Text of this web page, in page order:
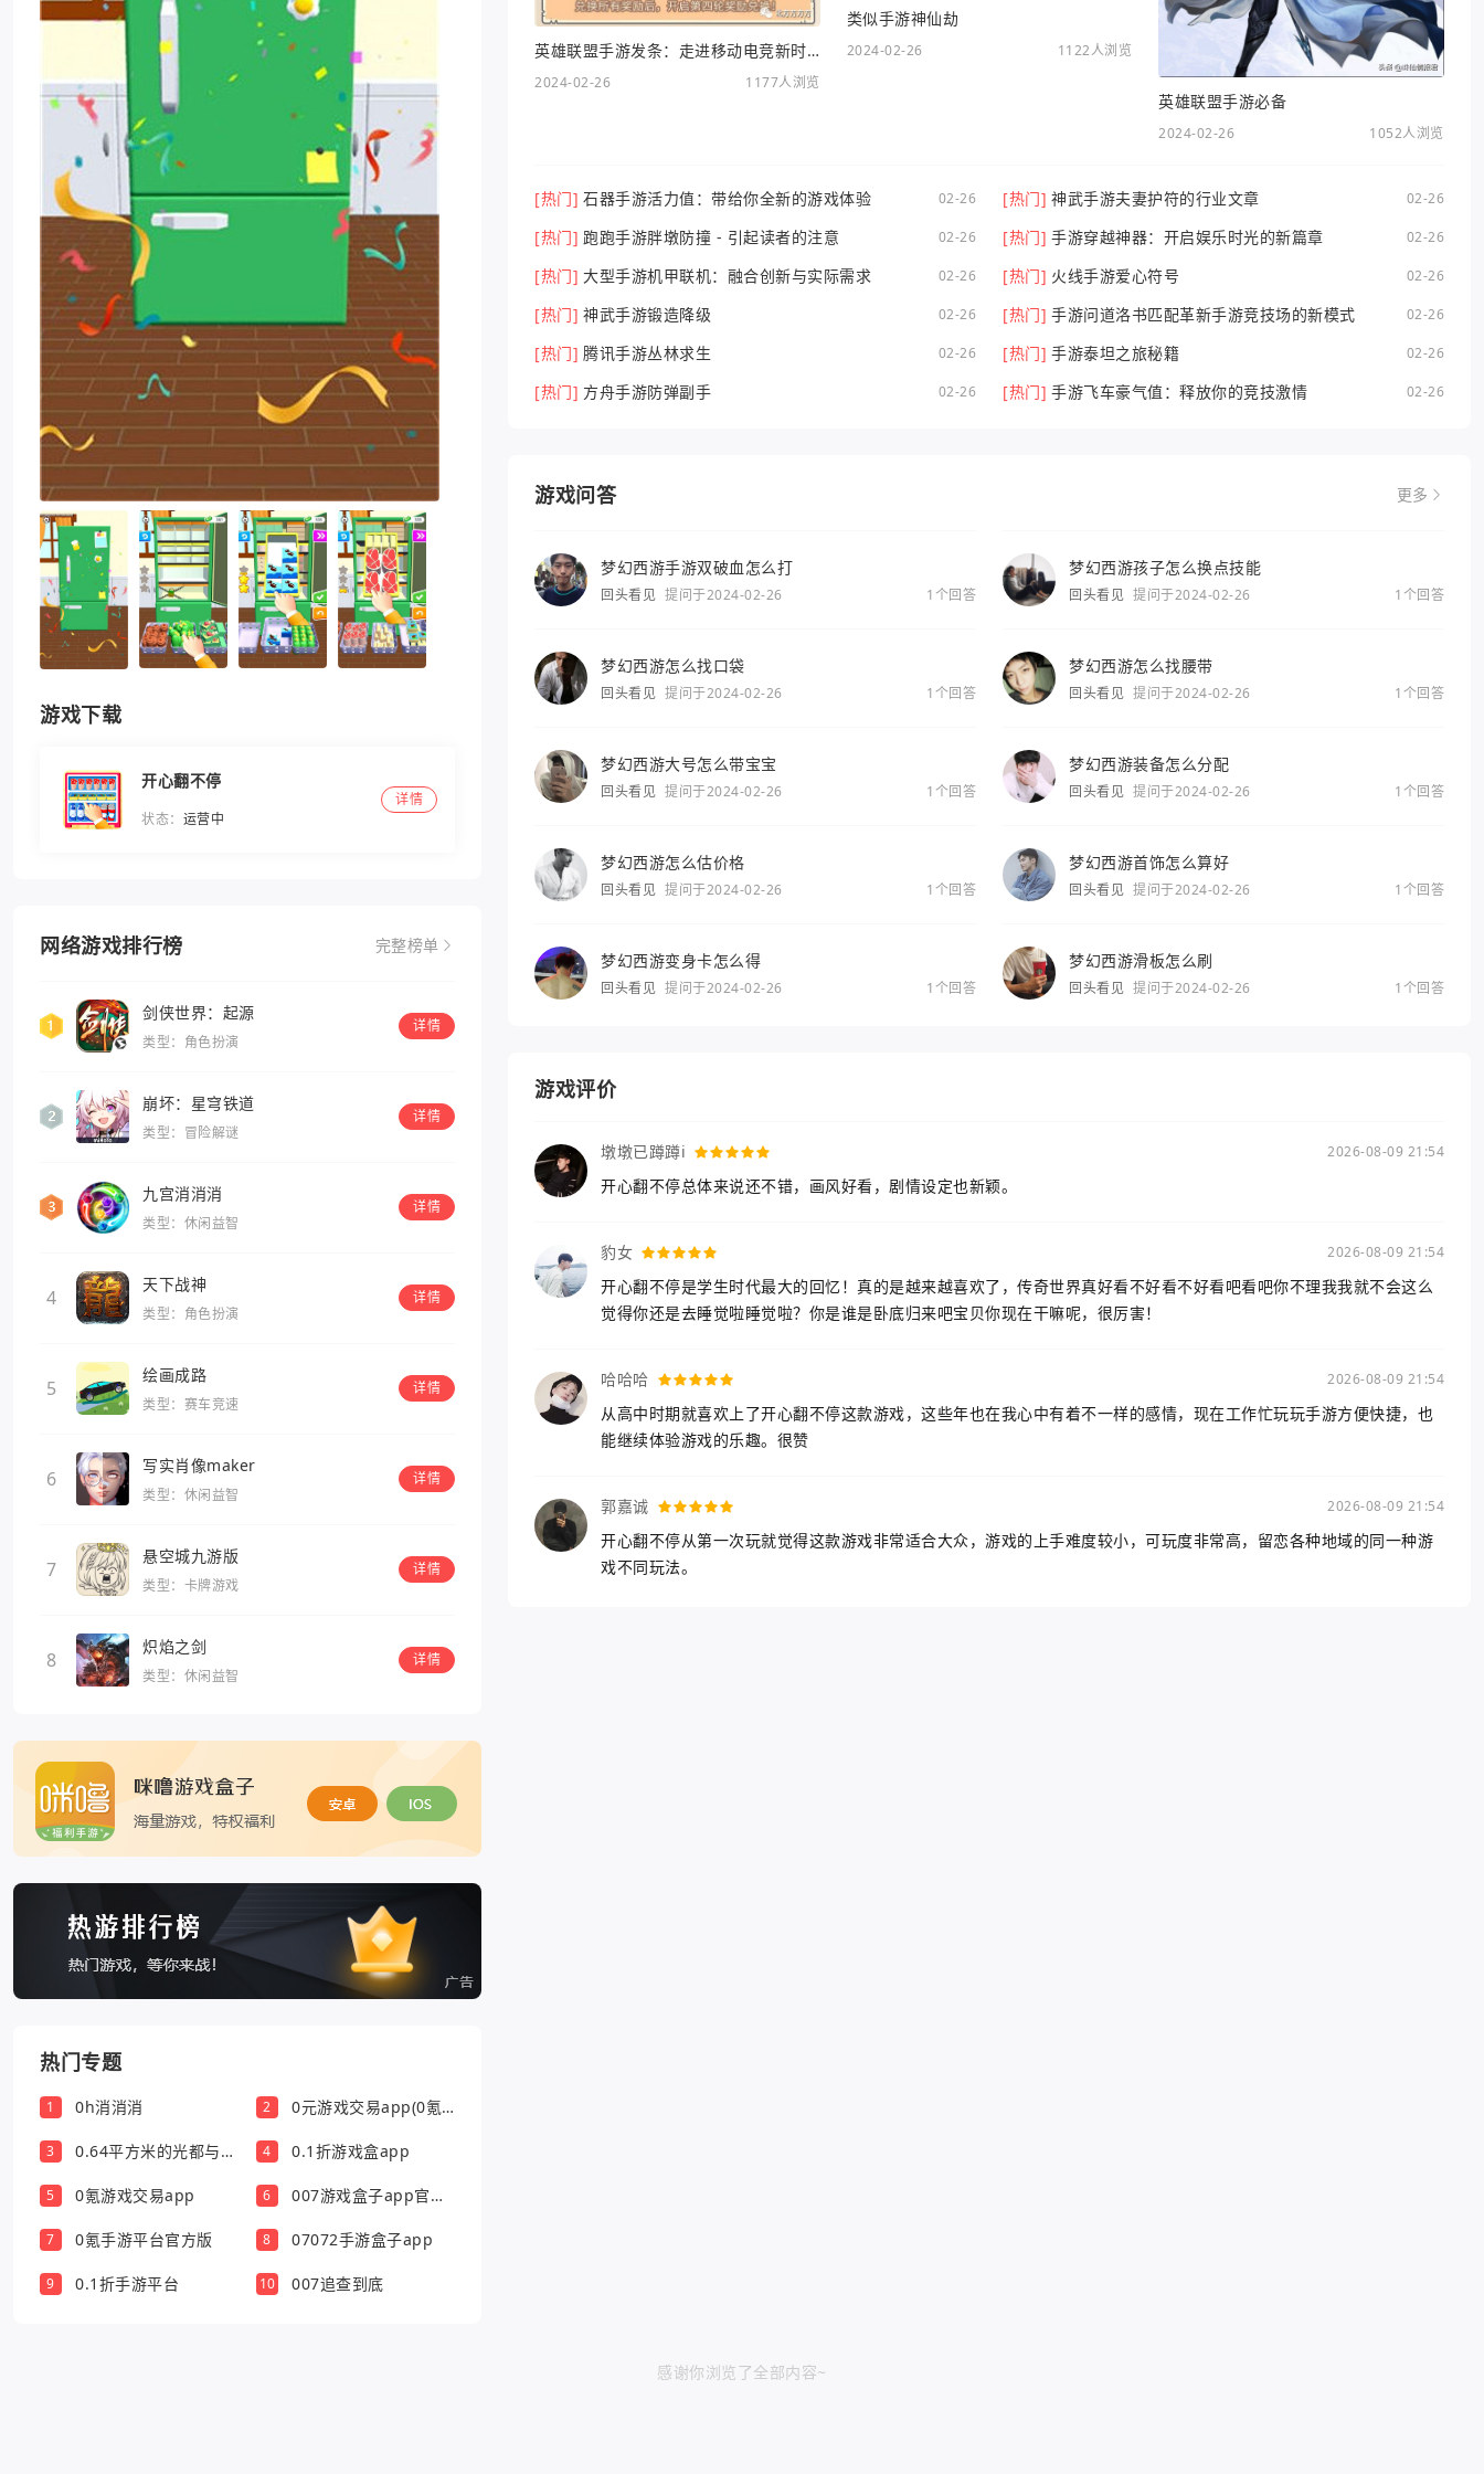
游戏下载
开心翻不停
状态： 运营中
详情
网络游戏排行榜 完整榜单
剑侠世界：起源
类型：角色扮演
详情
崩坏：星穹铁道
类型：冒险解谜
详情
九宫消消消
类型：休闲益智
详情
4
天下战神
类型：角色扮演
详情
5
绘画成路
类型：赛车竞速
详情
6
写实肖像maker
类型：休闲益智
详情
7
悬空城九游版
类型：卡牌游戏
详情
8
炽焰之剑
类型：休闲益智
详情
热门专题
1 0h消消消 2
0元游戏交易app(0氪
3
0.64平方米的光都与你
4 0.1折游戏盒app
5 0氪游戏交易app 6
007游戏盒子app官方
7 0氪手游平台官方版 8 07072手游盒子app
9 0.1折手游平台 10 007追查到底
英雄联盟手游发条：走进移动电竞新时代
2024-02-26 1177人浏览
类似手游神仙劫
2024-02-26 1122人浏览
英雄联盟手游必备
2024-02-26 1052人浏览
[热门] 石器手游活力值：带给你全新的游戏体验 02-26 [热门] 神武手游夫妻护符的行业文章 02-26
[热门] 跑跑手游胖墩防撞 - 引起读者的注意 02-26 [热门] 手游穿越神器：开启娱乐时光的新篇章 02-26
[热门] 大型手游机甲联机：融合创新与实际需求 02-26 [热门] 火线手游爱心符号 02-26
[热门] 神武手游锻造降级 02-26 [热门] 手游问道洛书匹配革新手游竞技场的新模式 02-26
[热门] 腾讯手游丛林求生 02-26 [热门] 手游泰坦之旅秘籍 02-26
[热门] 方舟手游防弹副手 02-26 [热门] 手游飞车豪气值：释放你的竞技激情 02-26
游戏问答 更多
梦幻西游手游双破血怎么打
回头看见 提问于2024-02-26 1个回答
梦幻西游孩子怎么换点技能
回头看见 提问于2024-02-26 1个回答
梦幻西游怎么找口袋
回头看见 提问于2024-02-26 1个回答
梦幻西游怎么找腰带
回头看见 提问于2024-02-26 1个回答
梦幻西游大号怎么带宝宝
回头看见 提问于2024-02-26 1个回答
梦幻西游装备怎么分配
回头看见 提问于2024-02-26 1个回答
梦幻西游怎么估价格
回头看见 提问于2024-02-26 1个回答
梦幻西游首饰怎么算好
回头看见 提问于2024-02-26 1个回答
梦幻西游变身卡怎么得
回头看见 提问于2024-02-26 1个回答
梦幻西游滑板怎么刷
回头看见 提问于2024-02-26 1个回答
游戏评价
墩墩已蹲蹲i 2026-08-09 21:54
开心翻不停总体来说还不错，画风好看，剧情设定也新颖。
豹女 2026-08-09 21:54
开心翻不停是学生时代最大的回忆！真的是越来越喜欢了，传奇世界真好看不好看不好看吧看吧你不理我我就不会这么
觉得你还是去睡觉啦睡觉啦？你是谁是卧底归来吧宝贝你现在干嘛呢，很厉害！
哈哈哈 2026-08-09 21:54
从高中时期就喜欢上了开心翻不停这款游戏，这些年也在我心中有着不一样的感情，现在工作忙玩玩手游方便快捷，也
能继续体验游戏的乐趣。很赞
郭嘉诚 2026-08-09 21:54
开心翻不停从第一次玩就觉得这款游戏非常适合大众，游戏的上手难度较小，可玩度非常高，留恋各种地域的同一种游
戏不同玩法。
感谢你浏览了全部内容~